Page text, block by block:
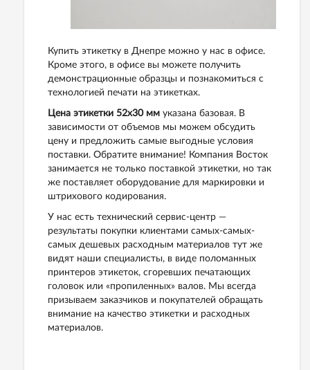
Купить этикетку в Днепре можно у нас в офисе.
Кроме этого, в офисе вы можете получить
демонстрационные образцы и познакомиться с
технологией печати на этикетках.
Цена этикетки 52х30 мм указана базовая. В
зависимости от объемов мы можем обсудить
цену и предложить самые выгодные условия
поставки. Обратите внимание! Компания Восток
занимается не только поставкой этикетки, но так
же поставляет оборудование для маркировки и
штрихового кодирования.
У нас есть технический сервис-центр —
результаты покупки клиентами самых-самых-
самых дешевых расходным материалов тут же
видят наши специалисты, в виде поломанных
принтеров этикеток, сгоревших печатающих
головок или «пропиленных» валов. Мы всегда
призываем заказчиков и покупателей обращать
внимание на качество этикетки и расходных
материалов.